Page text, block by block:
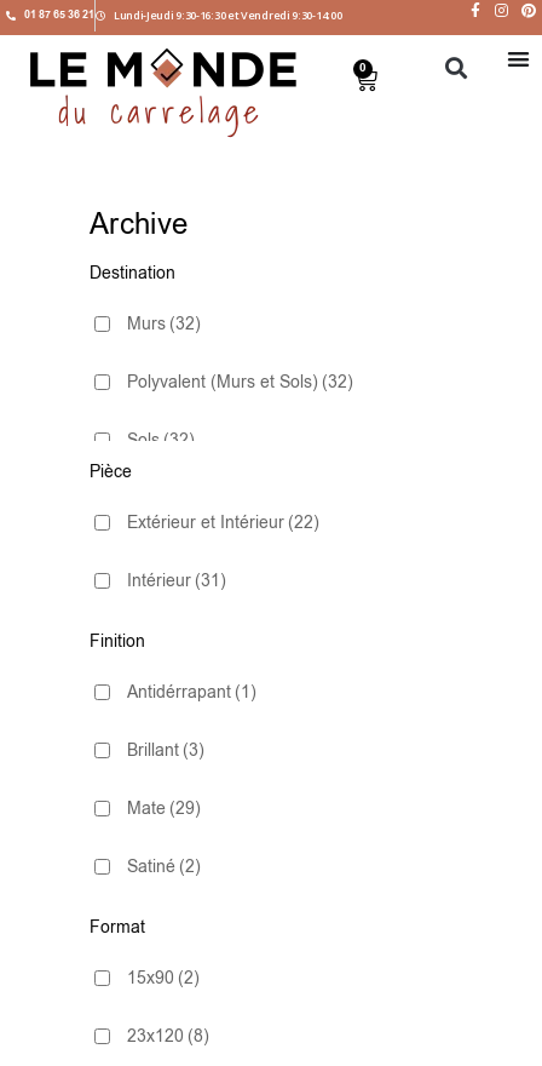
01 87 65 36 21 Lundi-Jeudi 9:30-16:30 et Vendredi 9:30-14:00
0
Archive
Destination
Murs (32)
Polyvalent (Murs et Sols) (32)
Sols (32)
Pièce
Extérieur et Intérieur (22)
Intérieur (31)
Finition
Antidérrapant (1)
Brillant (3)
Mate (29)
Satiné (2)
Format
15x90 (2)
23x120 (8)